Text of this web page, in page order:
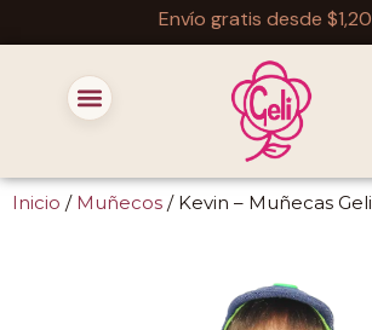
Envío gratis desde
Inicio / Muñecos / Kevin – Muñecas Geli